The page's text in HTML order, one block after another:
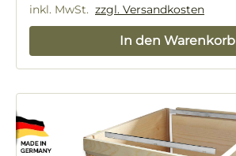
inkl. MwSt. zzgl. Versandkosten
In den Warenkorb